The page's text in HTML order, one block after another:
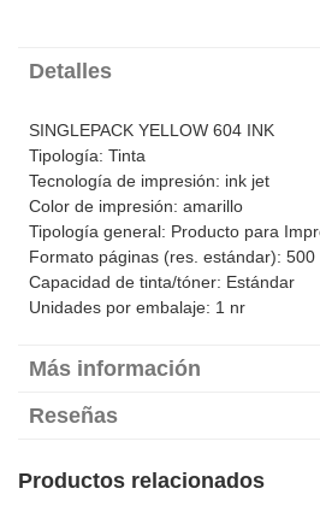
Detalles
SINGLEPACK YELLOW 604 INK
Tipología: Tinta
Tecnología de impresión: ink jet
Color de impresión: amarillo
Tipología general: Producto para
Formato páginas (res. estándar): 500
Capacidad de tinta/tóner: Estándar
Unidades por embalaje: 1 nr
Más información
Reseñas
Productos relacionados